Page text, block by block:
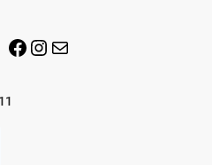
Facebook
Instagram
E-mail